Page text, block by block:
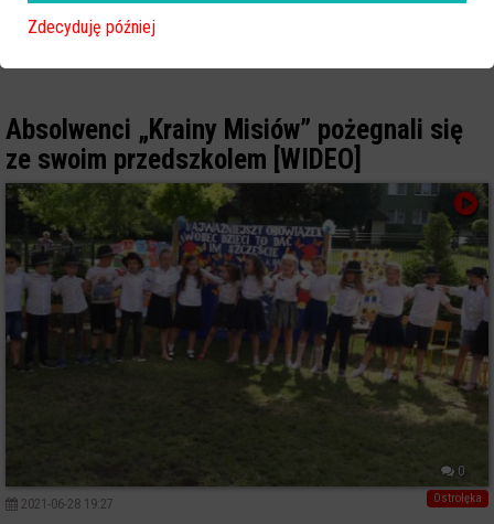
Absolwenci „Krainy Misiów” pożegnali się
ze swoim przedszkolem [WIDEO]
0
Ostrołęka
2021-06-28 19:27
Zdecyduję później